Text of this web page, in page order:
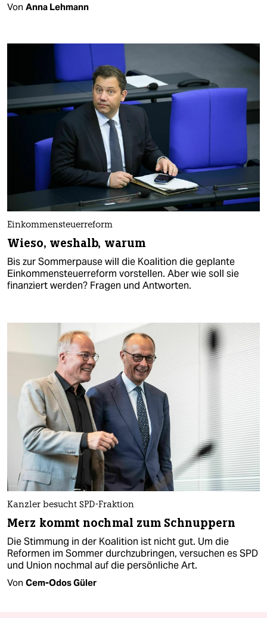
Von Anna Lehmann
Einkommensteuerreform
Wieso, weshalb, warum
Bis zur Sommerpause will die Koalition die geplante
Einkommensteuerreform vorstellen. Aber wie soll sie
finanziert werden? Fragen und Antworten.
Kanzler besucht SPD-Fraktion
Merz kommt nochmal zum Schnuppern
Die Stimmung in der Koalition ist nicht gut. Um die
Reformen im Sommer durchzubringen, versuchen es SPD
und Union nochmal auf die persönliche Art.
Von Cem-Odos Güler